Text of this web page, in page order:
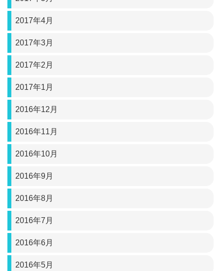
2017年4月
2017年3月
2017年2月
2017年1月
2016年12月
2016年11月
2016年10月
2016年9月
2016年8月
2016年7月
2016年6月
2016年5月